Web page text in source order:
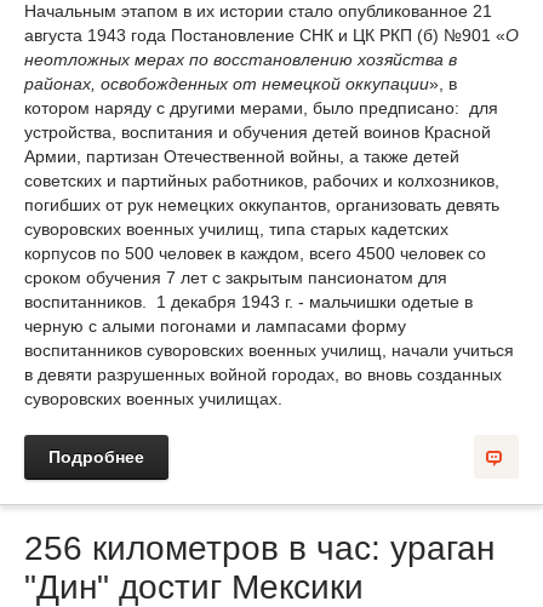
Начальным этапом в их истории стало опубликованное 21
августа 1943 года Постановление СНК и ЦК РКП (б) №901 «О
неотложных мерах по восстановлению хозяйства в
районах, освобожденных от немецкой оккупации», в
котором наряду с другими мерами, было предписано: для
устройства, воспитания и обучения детей воинов Красной
Армии, партизан Отечественной войны, а также детей
советских и партийных работников, рабочих и колхозников,
погибших от рук немецких оккупантов, организовать девять
суворовских военных училищ, типа старых кадетских
корпусов по 500 человек в каждом, всего 4500 человек со
сроком обучения 7 лет с закрытым пансионатом для
воспитанников. 1 декабря 1943 г. - мальчишки одетые в
черную с алыми погонами и лампасами форму
воспитанников суворовских военных училищ, начали учиться
в девяти разрушенных войной городах, во вновь созданных
суворовских военных училищах.
Подробнее
256 километров в час: ураган
"Дин" достиг Мексики